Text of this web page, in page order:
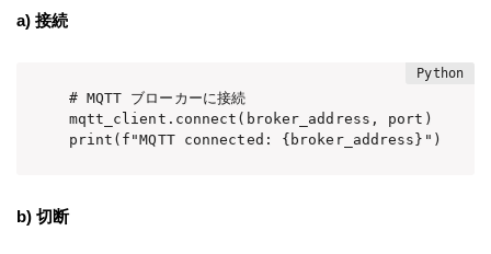
a) 接続
# MQTT ブローカーに接続
mqtt_client.connect(broker_address, port)
print(f"MQTT connected: {broker_address}")
b) 切断